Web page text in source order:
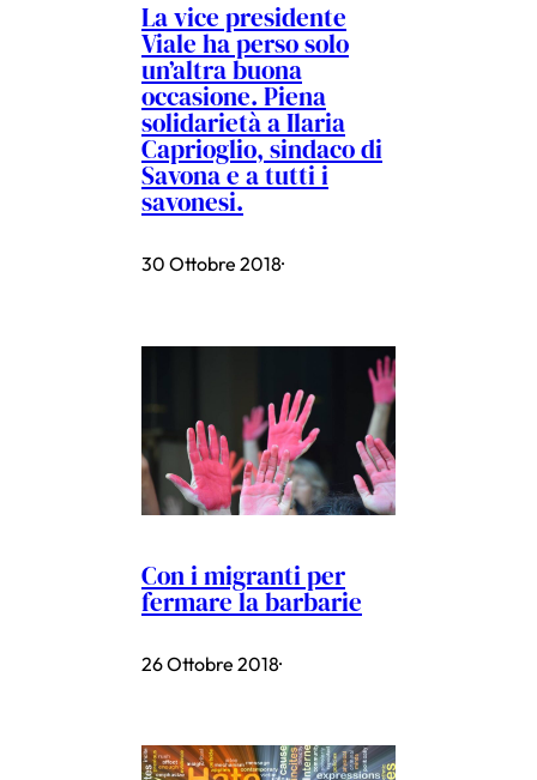
La vice presidente
Viale ha perso solo
un’altra buona
occasione. Piena
solidarietà a Ilaria
Caprioglio, sindaco di
Savona e a tutti i
savonesi.
30 Ottobre 2018·
Con i migranti per
fermare la barbarie
26 Ottobre 2018·